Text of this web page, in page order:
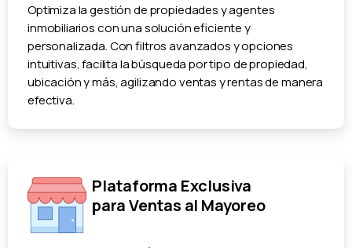
Optimiza la gestión de propiedades y agentes
inmobiliarios con una solución eficiente y
personalizada. Con filtros avanzados y opciones
intuitivas, facilita la búsqueda por tipo de propiedad,
ubicación y más, agilizando ventas y rentas de manera
efectiva.
Plataforma Exclusiva
para Ventas al Mayoreo